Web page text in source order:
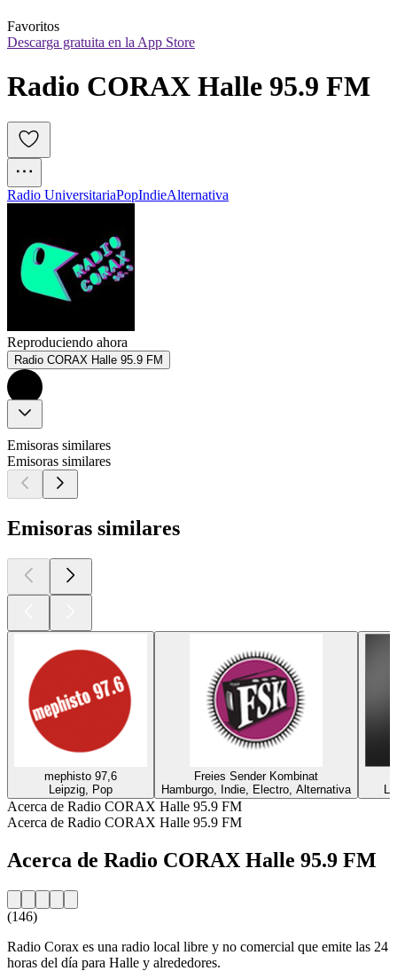
Favoritos
Descarga gratuita en la App Store
Radio CORAX Halle 95.9 FM
Radio UniversitariaPopIndieAlternativa
Reproduciendo ahora
Radio CORAX Halle 95.9 FM
Emisoras similares
Emisoras similares
Emisoras similares
mephisto 97,6
Leipzig, Pop
Freies Sender Kombinat
Hamburgo, Indie, Electro, Alternativa
Acerca de Radio CORAX Halle 95.9 FM
Acerca de Radio CORAX Halle 95.9 FM
Acerca de Radio CORAX Halle 95.9 FM
(146)
Radio Corax es una radio local libre y no comercial que emite las 24
horas del día para Halle y alrededores.